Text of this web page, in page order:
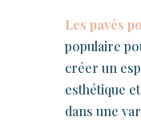
Les pavés
populaire
créer un
esthétique
dans une